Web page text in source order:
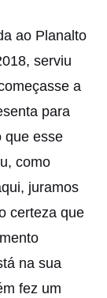
ao Planalto
serviu
a
para
que esse
como
juramos
certeza que
na sua
fez um